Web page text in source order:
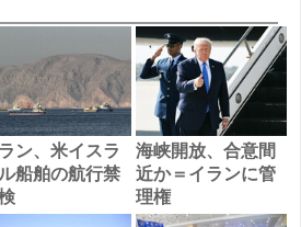
ン、米イスラ
船舶の航行禁
海峡開放、合意間
近か＝イランに管
理権